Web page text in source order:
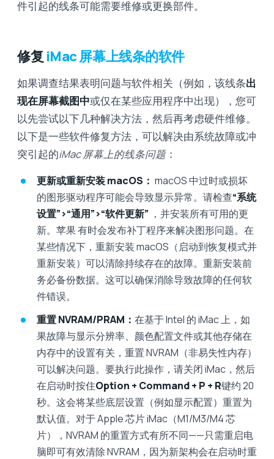
件引起的线条可能需要维修或更换部件。
修复 iMac 屏幕上线条的软件
如果调查结果表明问题与软件相关（例如，该线条出
现在屏幕截图中或仅在某些应用程序中出现），您可
以先尝试以下几种解决方法，然后再考虑硬件维修。
以下是一些软件修复方法，可以解决由系统故障或冲
突引起的iMac 屏幕上的线条问题：
更新或重新安装 macOS： macOS 中过时或损坏
的图形驱动程序可能会导致显示异常。请检查“系统
设置”>“通用”>“软件更新” ，并安装所有可用的更
新。苹果 有时会发布补丁程序来解决图形问题。在
某些情况下，重新安装 macOS（启动到恢复模式并
重新安装）可以清除持续存在的故障。重新安装前
务必备份数据。这可以确保消除导致故障的任何软
件错误。
重置 NVRAM/PRAM： 在基于 Intel 的 iMac 上，如
果故障与显示分辨率、颜色配置文件或其他存储在
内存中的设置有关，重置 NVRAM（非易失性内存）
可以解决问题。要执行此操作，请关闭 iMac，然后
在启动时按住Option + Command + P + R键约 20
秒。这会将某些底层设置（例如显示配置）重置为
默认值。对于 Apple 芯片 iMac（M1/M3/M4 芯
片），NVRAM 的重置方式有所不同——只需重启电
脑即可有效清除 NVRAM，因为新架构会在启动时重